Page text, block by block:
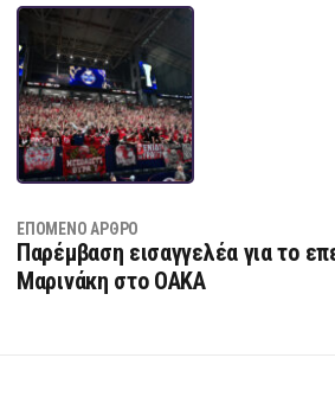
ΕΠΌΜΕΝΟ ΆΡΘΡΟ
Παρέμβαση εισαγγελέα για το
Μαρινάκη στο ΟΑΚΑ